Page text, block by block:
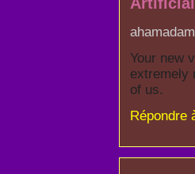
Your new
extremely
of us.
Répondre